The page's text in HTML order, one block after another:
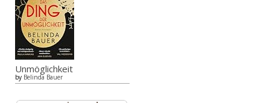
Unmöglichkeit
by Belinda Bauer